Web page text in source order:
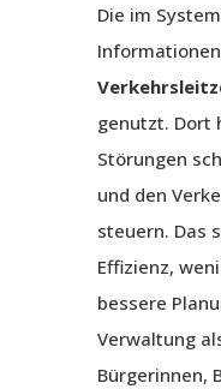
Die im
genutzt. Dort
Störungen
und den
steuern. Das
Effizienz,
bessere
Verwaltung
Bürgerinnen,